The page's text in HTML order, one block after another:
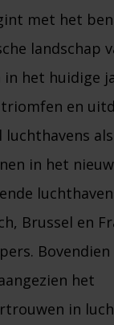
met het
landschap
in het huidige
en
luchthavens
in het
Brussel en
Bovendien
het
in